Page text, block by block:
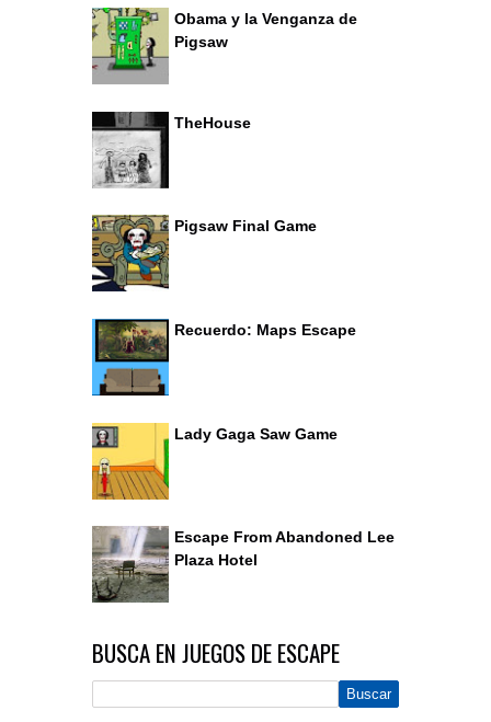
Obama y la Venganza de
Pigsaw
TheHouse
Pigsaw Final Game
Recuerdo: Maps Escape
Lady Gaga Saw Game
Escape From Abandoned Lee
Plaza Hotel
BUSCA EN JUEGOS DE ESCAPE